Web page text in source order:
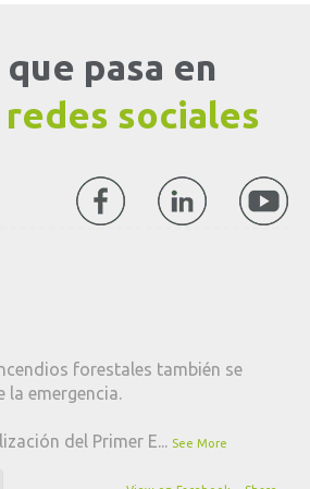
pasa en
sociales
forestales también se
la emergencia.
del Primer E... See More